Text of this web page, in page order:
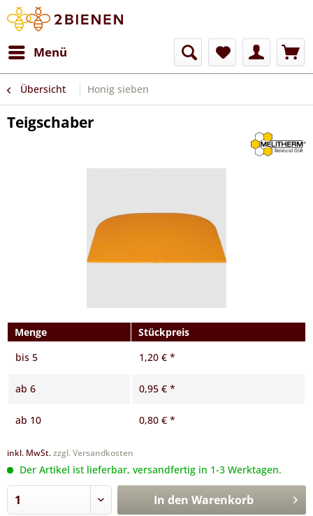
Menü
Übersicht Honig sieben
Teigschaber
Menge
Stückpreis
bis 5 1,20 € *
ab 6 0,95 € *
ab 10 0,80 € *
inkl. MwSt.zzgl. Versandkosten
Der Artikel ist lieferbar, versandfertig in 1-3 Werktagen.
In den Warenkorb